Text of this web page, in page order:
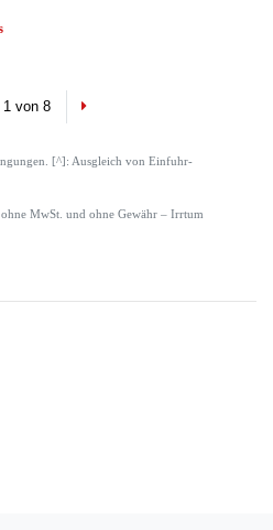
von 8 Next
[^]: Ausgleich von Einfuhr-
MwSt. und ohne Gewähr – Irrtum